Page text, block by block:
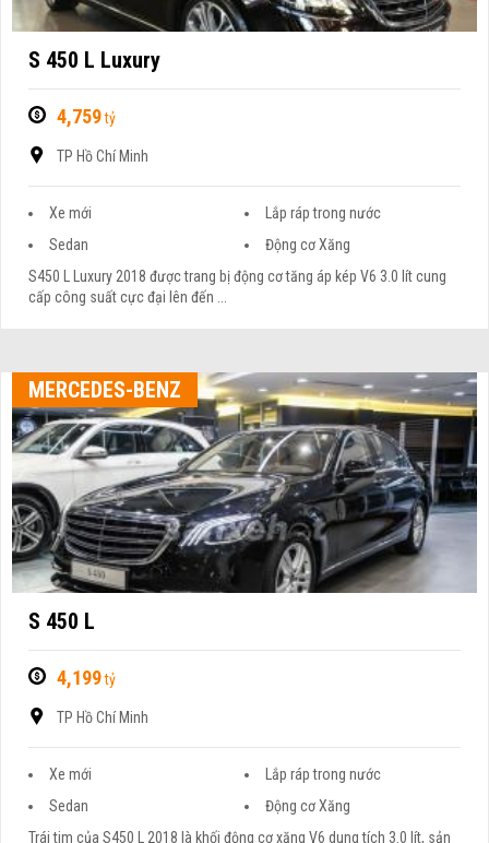
S 450 L Luxury
4,759tỷ
TP Hồ Chí Minh
Xe mới
Lắp ráp trong nước
Sedan
Động cơ Xăng
S450 L Luxury 2018 được trang bị động cơ tăng áp kép V6 3.0 lít cung
cấp công suất cực đại lên đến ...
MERCEDES-BENZ
S 450 L
4,199tỷ
TP Hồ Chí Minh
Xe mới
Lắp ráp trong nước
Sedan
Động cơ Xăng
Trái tim của S450 L 2018 là khối động cơ xăng V6 dung tích 3.0 lít, sản